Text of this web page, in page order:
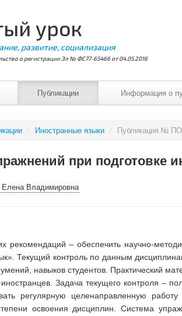
урок
развитие, социализация
о регистрации Эл № ФС77-65466 от 04.05.2016
Публикации Информация о
/ Иностранные языки / Публикация №
при подготовке
Елена Владимировна
рекомендаций – обеспечить научно-
Текущий контроль по данным
навыков студентов. Практический
иностранцев. Задача текущего контроля –
регулярную целенаправленную
освоения дисциплин. Система